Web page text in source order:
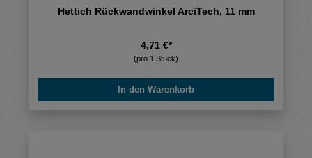
Hettich Rückwandwinkel ArciTech, 11 mm
4,71 €*
(pro 1 Stück)
In den Warenkorb